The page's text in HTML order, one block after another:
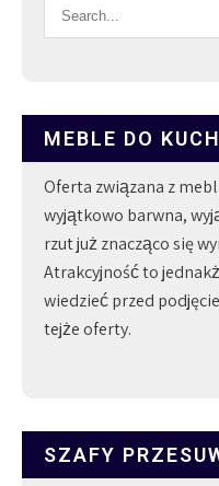
MEBLE DO
Oferta związana z
wyjątkowo barwna,
rzut już znacząco się
Atrakcyjność to
wiedzieć przed
tejże oferty.
SZAFY